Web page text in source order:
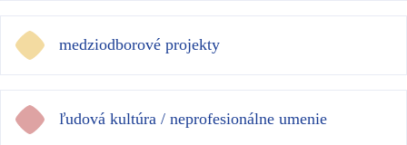
medziodborové projekty
ľudová kultúra / neprofesionálne umenie